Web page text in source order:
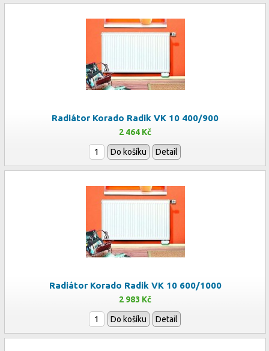
Radiátor Korado Radik VK 10 400/900
2 464 Kč
Do košíku Detail
Radiátor Korado Radik VK 10 600/1000
2 983 Kč
Do košíku Detail